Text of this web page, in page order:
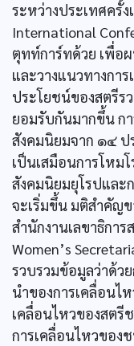
ระหว่างประเทศครั้
International
ตุทท์การ์ทด้วย เพื่อ
และวางแนวทางกา
ประโยชน์ของสตรีร
ยอมรับกันมากขึ้น ก
สังคมนิยมจาก ๑๔ ป
เป็นเสมือนการโหม
สังคมนิยมยุโรปและ
จะเริ่มขึ้น มติสำคัญ
สำนักงานเลขาธิกา
Women’s
รวบรวมข้อมูลว่าด้ว
นำของการเคลื่อนไ
เคลื่อนไหวของสต
การเคลื่อนไหวของ